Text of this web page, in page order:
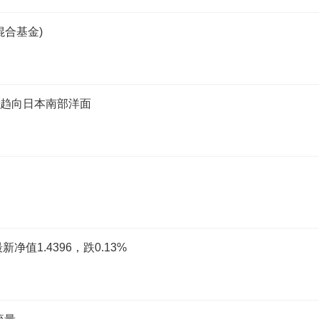
合基金)
向日本南部洋面
净值1.4396，跌0.13%